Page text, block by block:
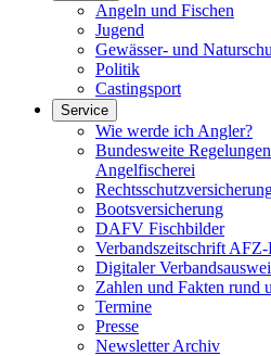
Angeln und Fischen
Jugend
Gewässer- und
Politik
Castingsport
Service
Wie werde ich Angler?
Bundesweite
Angelfischerei
Bootsversicherung
DAFV Fischbilder
Verbandszeitschrift
Digitaler
Zahlen und Fakten rund
Termine
Presse
Newsletter Archiv